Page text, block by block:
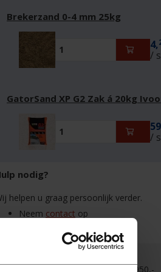
Brekerzand 0-4 mm 25kg
4,
/
GatorSand XP G2 Zak á 20kg
/
nodig?
helpen u graag persoonlijk verder.
Neem contact op
Gratis verzending boven €950,-